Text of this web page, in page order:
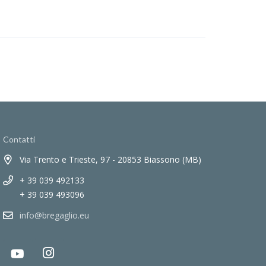
Contatti
Via Trento e Trieste, 97 - 20853 Biassono (MB)
+ 39 039 492133
+ 39 039 493096
info@bregaglio.eu